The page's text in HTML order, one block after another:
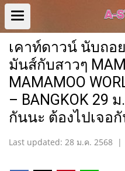
เคาท์ดาวน์ นับถอ
มันส์กับสาวๆ
MAMAMOO
– BANGKOK 29
กันนะ ต้องไปเจอ
Last updated: 28 ม.ค. 2568 |